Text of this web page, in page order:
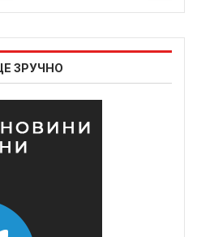
ЗРУЧНО